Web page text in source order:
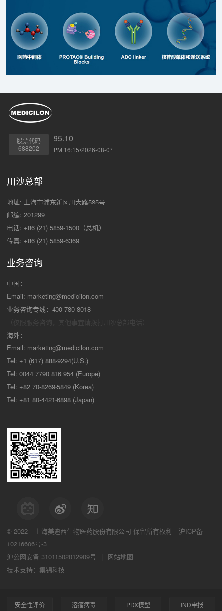
股票代码
688202
95.10
PM 16:15•2026-08-07
川沙总部
地址: 上海市浦东新区川大路585号
邮编: 201299
电话: +86 (21) 5859-1500（总机）
传真: +86 (21) 5859-6369
业务咨询
中国：
Email: marketing@medicilon.com
业务咨询专线：400-780-8018
海外：
Email: marketing@medicilon.com
Tel: +1 (617) 888-9294(U.S.)
Tel: 0044 7790 816 954 (Europe)
Tel: +82 70-8269-5849 (Korea)
Tel: +81 80-4421-6898 (Japan)
© 2022 上海美迪西生物医药股份有限公司 保留所有权利
沪ICP备
10216606号-3
沪公网安备 31011502012909号
|
网站地图
技术支持：集锦科技
安全性评价 溶瘤病毒 PDX模型 IND申报